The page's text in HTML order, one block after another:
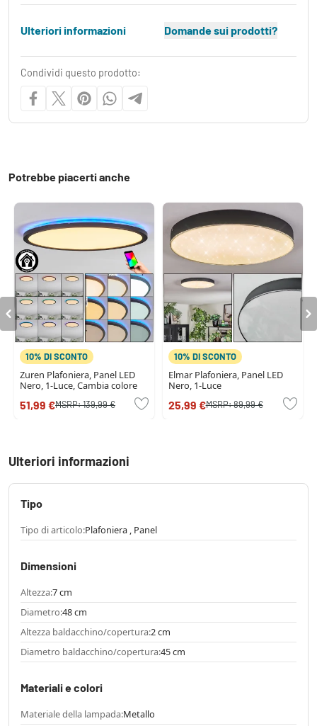
Ulteriori informazioni Domande sui prodotti?
Condividi questo prodotto:
Potrebbe piacerti anche
10% DI SCONTO
Zuren Plafoniera, Panel LED
Nero, 1-Luce, Cambia colore
51,99 €MSRP:139,99 €
10% DI SCONTO
Elmar Plafoniera, Panel LED
Nero, 1-Luce
25,99 €MSRP:89,99 €
Ulteriori informazioni
Tipo
Tipo di articolo:Plafoniera , Panel
Dimensioni
Altezza:7 cm
Diametro:48 cm
Altezza baldacchino/copertura:2 cm
Diametro baldacchino/copertura:45 cm
Materiali e colori
Materiale della lampada:Metallo